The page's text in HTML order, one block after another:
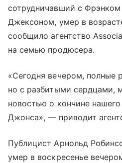
сотрудничавший с
Джексоном, умер в
сообщило агентство
на семью продюсера.
«Сегодня вечером, полные
но с разбитыми сердцами,
новостью о кончине
Джонса», — приводит
Публицист Арнольд
умер в воскресенье